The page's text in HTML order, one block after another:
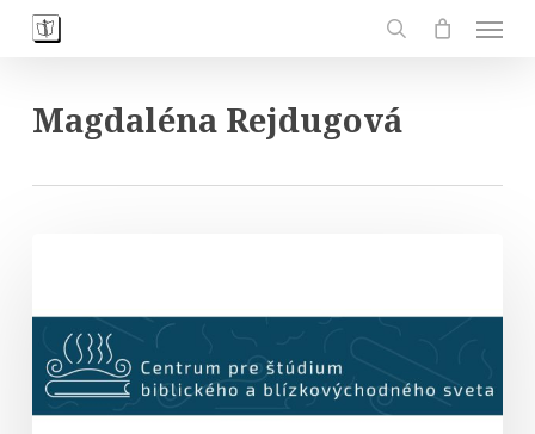
Skip
content
Magdaléna Rejdugová
štúdium
biblického
blízkovýchodného